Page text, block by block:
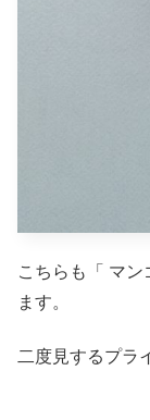
こちらも「 マン
ます。
二度見するプラ